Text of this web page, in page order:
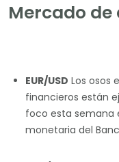
Mercado de
EUR/USD Los osos
financieros están
foco esta semana
monetaria del